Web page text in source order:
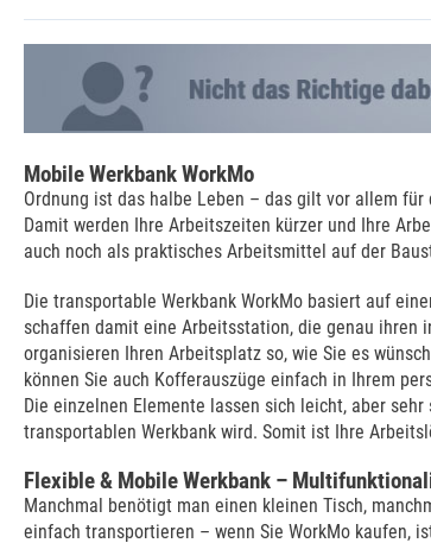
Mobile Werkbank WorkMo
Ordnung ist das halbe Leben – das gilt vor allem
Damit werden Ihre Arbeitszeiten kürzer und Ihre
auch noch als praktisches Arbeitsmittel auf der
Die transportable Werkbank WorkMo basiert auf
schaffen damit eine Arbeitsstation, die genau ihren
organisieren Ihren Arbeitsplatz so, wie Sie es
können Sie auch Kofferauszüge einfach in Ihrem
Die einzelnen Elemente lassen sich leicht, aber
transportablen Werkbank wird. Somit ist Ihre
Flexible & Mobile Werkbank –
Manchmal benötigt man einen kleinen Tisch,
einfach transportieren – wenn Sie WorkMo kaufen,